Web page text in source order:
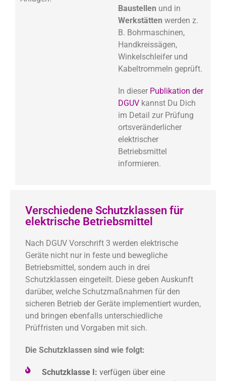
Baustellen und in
Werkstätten werden z.
B. Bohrmaschinen,
Handkreissägen,
Winkelschleifer und
Kabeltrommeln geprüft.
In dieser Publikation der
DGUV kannst Du Dich
im Detail zur Prüfung
ortsveränderlicher
elektrischer
Betriebsmittel
informieren.
Verschiedene Schutzklassen für
elektrische Betriebsmittel
Nach DGUV Vorschrift 3 werden elektrische
Geräte nicht nur in feste und bewegliche
Betriebsmittel, sondern auch in drei
Schutzklassen eingeteilt. Diese geben Auskunft
darüber, welche Schutzmaßnahmen für den
sicheren Betrieb der Geräte implementiert wurden,
und bringen ebenfalls unterschiedliche
Prüffristen und Vorgaben mit sich.
Die Schutzklassen sind wie folgt:
Schutzklasse I: verfügen über eine